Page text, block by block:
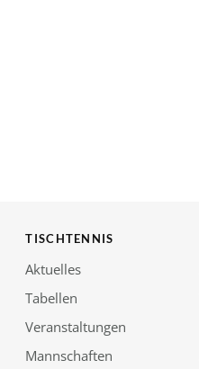
TISCHTENNIS
Aktuelles
Tabellen
Veranstaltungen
Mannschaften